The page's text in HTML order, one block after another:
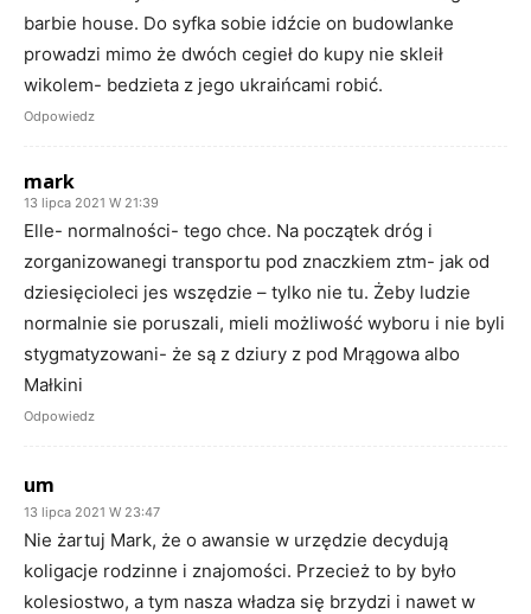
barbie house. Do syfka sobie idźcie on budowlanke
prowadzi mimo że dwóch cegieł do kupy nie skleił
wikolem- bedzieta z jego ukraińcami robić.
Odpowiedz
mark
13 lipca 2021 W 21:39
Elle- normalności- tego chce. Na początek dróg i
zorganizowanegi transportu pod znaczkiem ztm- jak od
dziesięcioleci jes wszędzie – tylko nie tu. Żeby ludzie
normalnie sie poruszali, mieli możliwość wyboru i nie byli
stygmatyzowani- że są z dziury z pod Mrągowa albo
Małkini
Odpowiedz
um
13 lipca 2021 W 23:47
Nie żartuj Mark, że o awansie w urzędzie decydują
koligacje rodzinne i znajomości. Przecież to by było
kolesiostwo, a tym nasza władza się brzydzi i nawet w